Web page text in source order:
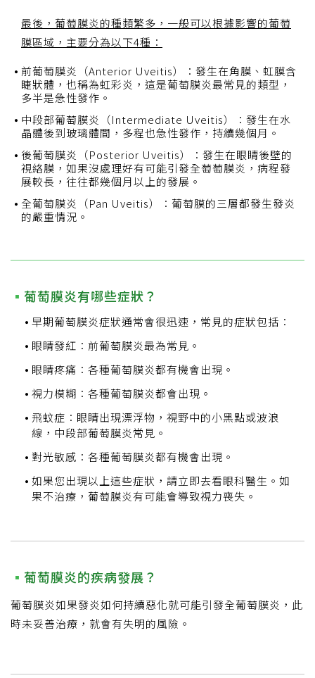
最後，葡萄膜炎的種類繁多，一般可以根據影響的葡萄
膜區域，主要分為以下4種：
前葡萄膜炎（Anterior Uveitis）：發生在角膜、虹膜含
睫狀體，也稱為虹彩炎，這是葡萄膜炎最常見的類型，
多半是急性發作。
中段部葡萄膜炎（Intermediate Uveitis）：發生在水
晶體後到玻璃體間，多程也急性發作，持續幾個月。
後葡萄膜炎（Posterior Uveitis）：發生在眼睛後壁的
視絡膜，如果沒處理好有可能引發全萄萄膜炎，病程發
展較長，往往都幾個月以上的發展。
全葡萄膜炎（Pan Uveitis）：葡萄膜的三層都發生發炎
的嚴重情況。
葡萄膜炎有哪些症狀？
早期葡萄膜炎症狀通常會很迅速，常見的症狀包括：
眼睛發紅：前葡萄膜炎最為常見。
眼睛疼痛：各種葡萄膜炎都有機會出現。
視力模糊：各種葡萄膜炎都會出現。
飛蚊症：眼睛出現漂浮物，視野中的小黑點或波浪
線，中段部葡萄膜炎常見。
對光敏感：各種葡萄膜炎都有機會出現。
如果您出現以上這些症狀，請立即去看眼科醫生。如
果不治療，葡萄膜炎有可能會導致視力喪失。
葡萄膜炎的疾病發展？
葡萄膜炎如果發炎如何持續惡化就可能引發全葡萄膜炎，此
時未妥善治療，就會有失明的風險。